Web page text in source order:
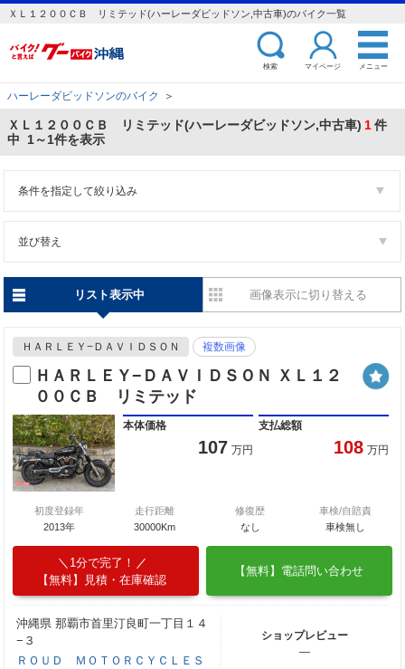
ＸＬ１２００ＣＢ リミテッド(ハーレーダビッドソン,中古車)のバイク一覧
検索 マイページ メニュー
ハーレーダビッドソンのバイク ＞
ＸＬ１２００ＣＢ リミテッド(ハーレーダビッドソン,中古車) 1件
中 1～1件を表示
条件を指定して絞り込み
並び替え
リスト表示中 画像表示に切り替える
ＨＡＲＬＥＹ−ＤＡＶＩＤＳＯＮ 複数画像
ＨＡＲＬＥＹ−ＤＡＶＩＤＳＯＮ ＸＬ１２
００ＣＢ リミテッド
本体価格
107 万円
支払総額
108 万円
初度登録年
2013年
走行距離
30000Km
修復歴
なし
車検/自賠責
車検無し
1分で完了！
【無料】見積・在庫確認
【無料】電話問い合わせ
沖縄県 那覇市首里汀良町一丁目１４
−３
ＲＯＵＤ ＭＯＴＯＲＣＹＣＬＥＳ
ショップレビュー
―